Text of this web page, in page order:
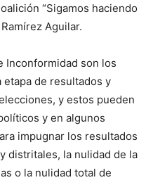
“Sigamos haciendo
Aguilar.
Inconformidad son los
de resultados y
y estos pueden
y en algunos
impugnar los resultados
distritales, la nulidad de la
o la nulidad total de